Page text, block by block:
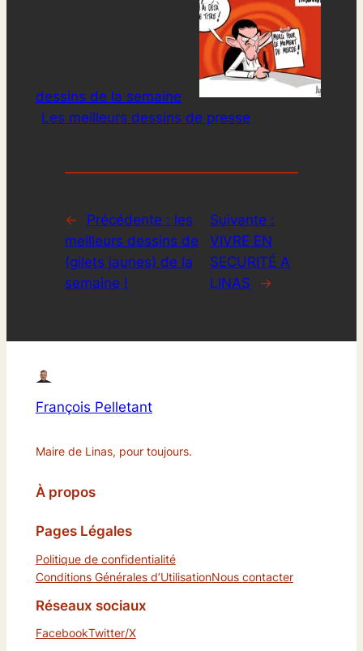
dessins de la semaine
Les meilleurs dessins de presse
← Précédente : les
meilleurs dessins de
(gilets jaunes) de la
semaine !
Suivante :
VIVRE EN
SECURITÉ A
LINAS
→
François Pelletant
Maire de Linas, pour toujours.
À propos
Pages Légales
Politique de confidentialité
Conditions Générales d’UtilisationNous contacter
Réseaux sociaux
FacebookTwitter/X